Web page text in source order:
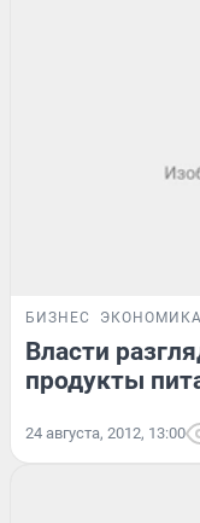
БИЗНЕС ЭКОНОМИКА
Власти
продукты
24 августа, 2012, 13:00